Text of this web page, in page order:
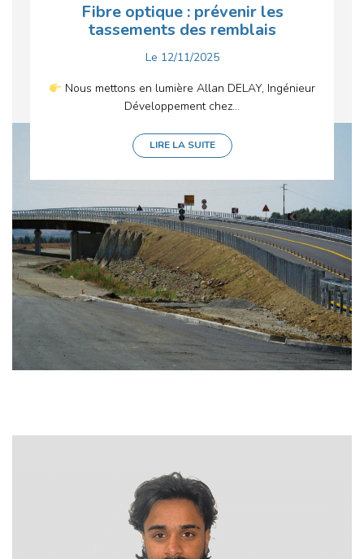
Fibre optique : prévenir les
tassements des remblais
Le 12/11/2025
Nous mettons en lumière Allan DELAY, Ingénieur
Développement chez...
LIRE LA SUITE